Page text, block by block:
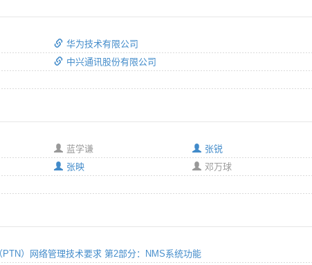
华为技术有限公司
中兴通讯股份有限公司
蓝学谦
张锐
张映
邓万球
）网络管理技术要求 第2部分：NMS系统功能